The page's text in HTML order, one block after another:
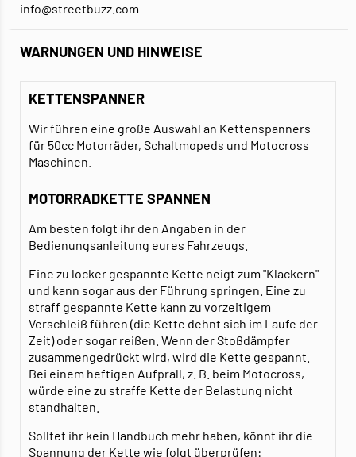
info@streetbuzz.com
WARNUNGEN UND HINWEISE
KETTENSPANNER
Wir führen eine große Auswahl an Kettenspanners
für 50cc Motorräder, Schaltmopeds und Motocross
Maschinen.
MOTORRADKETTE SPANNEN
Am besten folgt ihr den Angaben in der
Bedienungsanleitung eures Fahrzeugs.
Eine zu locker gespannte Kette neigt zum "Klackern"
und kann sogar aus der Führung springen. Eine zu
straff gespannte Kette kann zu vorzeitigem
Verschleiß führen (die Kette dehnt sich im Laufe der
Zeit) oder sogar reißen. Wenn der Stoßdämpfer
zusammengedrückt wird, wird die Kette gespannt.
Bei einem heftigen Aufprall, z. B. beim Motocross,
würde eine zu straffe Kette der Belastung nicht
standhalten.
Solltet ihr kein Handbuch mehr haben, könnt ihr die
Spannung der Kette wie folgt überprüfen: